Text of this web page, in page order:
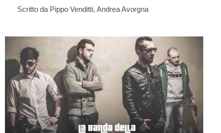
Scritto da Pippo Venditti, Andrea Avorgna